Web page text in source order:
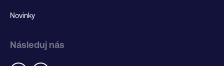
Novinky
Následuj nás